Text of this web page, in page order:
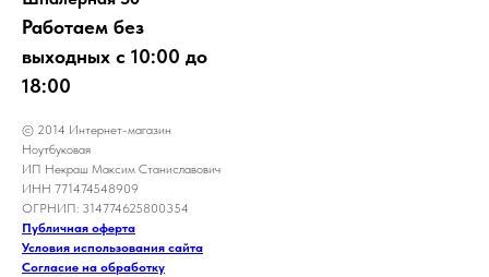
Работаем без
выходных с 10:00 до
18:00
© 2014 Интернет-магазин
Ноутбуковая
ИП Некраш Максим Станиславович
ИНН 771474548909
ОГРНИП: 314774625800354
Публичная оферта
Условия использования сайта
Согласие на обработку